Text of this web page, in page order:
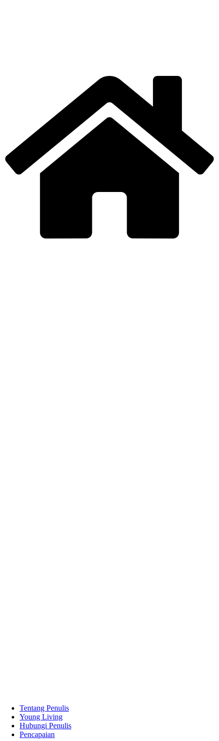
Tentang Penulis
Young Living
Hubungi Penulis
Pencapaian